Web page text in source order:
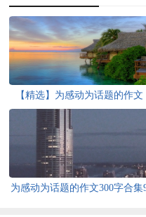
【精选】为感动为话题的作文
300字3篇
为感动为话题的作文300字合集